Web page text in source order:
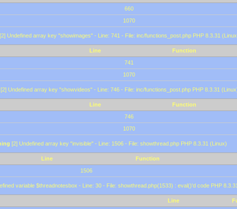
660
1070
[2] Undefined array key "showimages" - Line: 741 - File: inc/functions_post.php PHP 8.3.31
Line
Function
741
1070
[2] Undefined array key "showvideos" - Line: 746 - File: inc/functions_post.php PHP 8.3.31
Line
Function
746
1070
[2] Undefined array key "invisible" - Line: 1506 - File: showthread.php PHP 8.3.31 (Linux)
Line
Function
1506
variable $threadnotesbox - Line: 30 - File: showthread.php(1533) : eval()'d code PHP
Line